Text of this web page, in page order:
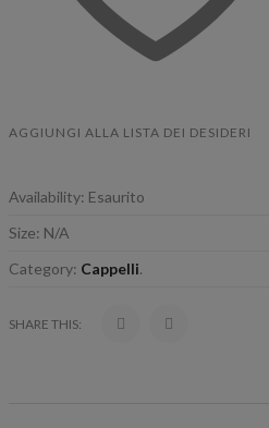
AGGIUNGI ALLA LISTA DEI DESIDERI
Availability: Esaurito
Size: N/A
Category: Cappelli.
SHARE THIS: